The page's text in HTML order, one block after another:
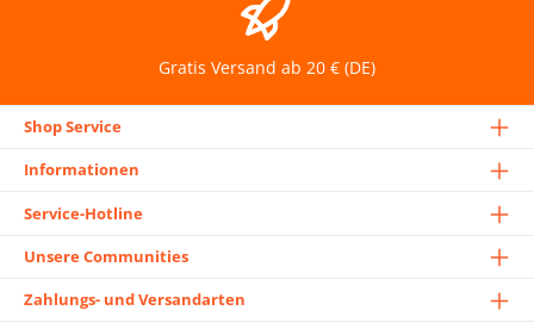
Gratis Versand ab 20 € (DE)
Shop Service
Informationen
Service-Hotline
Unsere Communities
Zahlungs- und Versandarten